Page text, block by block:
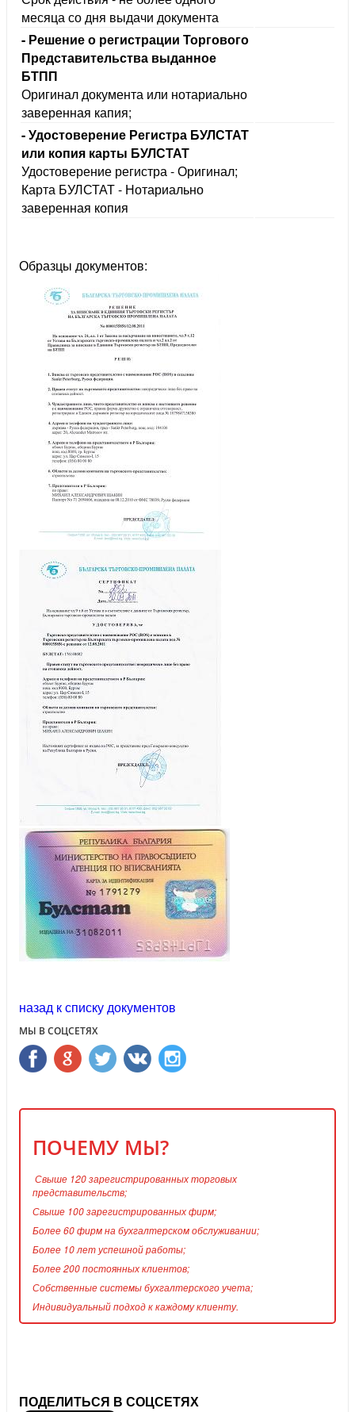
месяца со дня выдачи документа
- Решение о регистрации Торгового
Представительства выданное
БТПП
Оригинал документа или нотариально
заверенная капия;
- Удостоверение Регистра БУЛСТАТ
или копия карты БУЛСТАТ
Удостоверение регистра - Оригинал;
Карта БУЛСТАТ - Нотариально
заверенная копия
Образцы документов:
назад к списку документо
МЫ В СОЦСЕТЯХ
ПОЧЕМУ МЫ?
Свыше 120 зарегистрированных торговых
представительств;
Свыше 100 зарегистрированных фирм;
Более 60 фирм на бухгалтерском обслуживании;
Более 10 лет успешной работы;
Более 200 постоянных клиентов;
Собственные системы бухгалтерского учета;
Индивидуальный подход к каждому клиенту.
ПОДЕЛИТЬСЯ В СОЦСЕТЯХ